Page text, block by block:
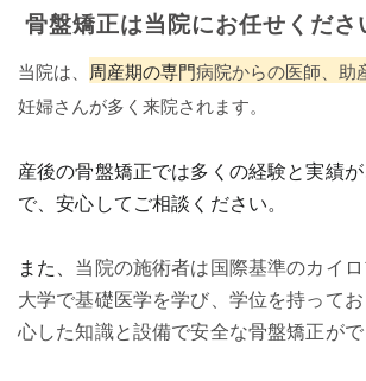
骨盤矯正は当院にお任せくださ
当院は、 周産期の専門病院からの医師、助
妊婦さんが多く来院されます。
産後の骨盤矯正では多くの経験と実績
で、安心してご相談ください。
また、 当院の施術者は国際基準のカイ
大学で基礎医学を学び、学位を持って
心した知識と設備で安全な骨盤矯正がで